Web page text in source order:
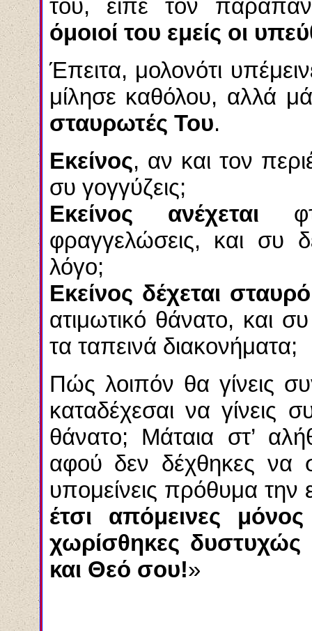
του, είπε τον
όμοιοί του εμείς οι
Έπειτα, μολονότι
μίλησε καθόλου, αλλά
σταυρωτές Του.
Εκείνος, αν και τον
συ γογγύζεις;
Εκείνος ανέχεται
φραγγελώσεις, και συ
λόγο;
Εκείνος δέχεται σταυρό
ατιμωτικό θάνατο, και
τα ταπεινά διακονήματα;
Πώς λοιπόν θα γίνεις
καταδέχεσαι να γίνεις
θάνατο; Μάταια στ’
αφού δεν δέχθηκες να
υπομείνεις πρόθυμα
έτσι απόμεινες
χωρίσθηκες
και Θεό σου!»